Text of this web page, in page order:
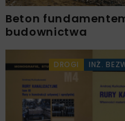
Beton
budownictwa
DROGI INŻ.